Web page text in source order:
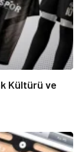
Kültürü ve